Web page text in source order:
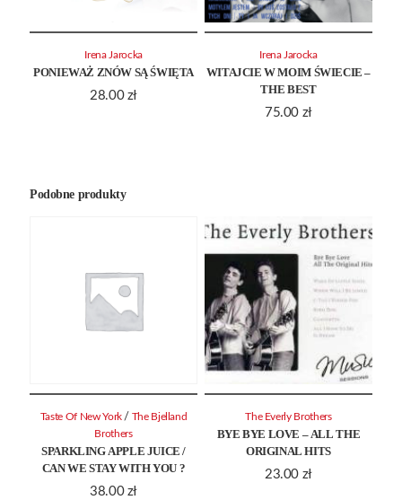
PONIEWAŻ ZNÓW SĄ ŚWIĘTA
28.00 zł
Irena Jarocka
WITAJCIE W MOIM ŚWIECIE –
THE BEST
75.00 zł
Irena Jarocka
Podobne produkty
SPARKLING APPLE JUICE /
CAN WE STAY WITH YOU ?
38.00 zł
Taste Of New York / The Bjelland
Brothers
BYE BYE LOVE – ALL THE
ORIGINAL HITS
23.00 zł
The Everly Brothers